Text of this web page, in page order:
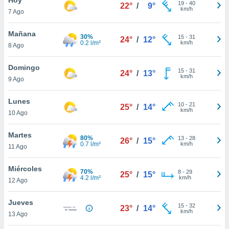
en
más
nuestra
de
cookies
aceptar
7 Ago
22° / 9° 19- 40
km/h
Mañana
8 Ago
30%
0.2 l/m²
24° / 12° 15- 31
km/h
Domingo
9 Ago
24° / 13° 15- 31
km/h
Lunes
10 Ago
25° / 14° 10- 21
km/h
Martes
11 Ago
80%
0.7 l/m²
26° / 15° 13- 28
km/h
Miércoles
12 Ago
70%
4.2 l/m²
25° / 15° 8- 29
km/h
Jueves
13 Ago
23° / 14° 15- 32
km/h